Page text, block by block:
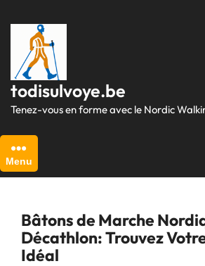
au
contenu
todisulvoye.be
Tenez-vous en forme avec le Nordic
Menu
Bâtons de Marche
Décathlon: Trouvez
Idéal